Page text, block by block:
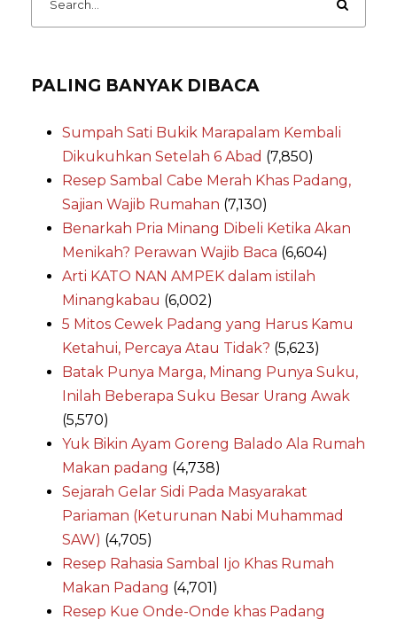
PALING BANYAK DIBACA
Sumpah Sati Bukik Marapalam Kembali
Dikukuhkan Setelah 6 Abad (7,850)
Resep Sambal Cabe Merah Khas Padang,
Sajian Wajib Rumahan (7,130)
Benarkah Pria Minang Dibeli Ketika Akan
Menikah? Perawan Wajib Baca (6,604)
Arti KATO NAN AMPEK dalam istilah
Minangkabau (6,002)
5 Mitos Cewek Padang yang Harus Kamu
Ketahui, Percaya Atau Tidak? (5,623)
Batak Punya Marga, Minang Punya Suku,
Inilah Beberapa Suku Besar Urang Awak
(5,570)
Yuk Bikin Ayam Goreng Balado Ala Rumah
Makan padang (4,738)
Sejarah Gelar Sidi Pada Masyarakat
Pariaman (Keturunan Nabi Muhammad
SAW) (4,705)
Resep Rahasia Sambal Ijo Khas Rumah
Makan Padang (4,701)
Resep Kue Onde-Onde khas Padang